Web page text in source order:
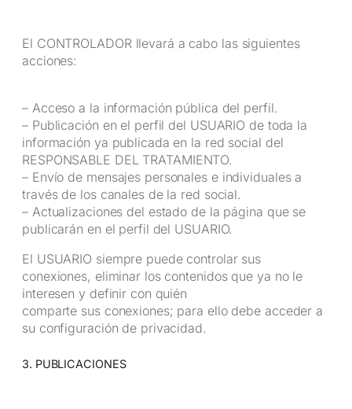
El CONTROLADOR llevará a cabo las siguientes
acciones:
– Acceso a la información pública del perfil.
– Publicación en el perfil del USUARIO de toda la
información ya publicada en la red social del
RESPONSABLE DEL TRATAMIENTO.
– Envío de mensajes personales e individuales a
través de los canales de la red social.
– Actualizaciones del estado de la página que se
publicarán en el perfil del USUARIO.
El USUARIO siempre puede controlar sus
conexiones, eliminar los contenidos que ya no le
interesen y definir con quién
comparte sus conexiones; para ello debe acceder a
su configuración de privacidad.
3. PUBLICACIONES